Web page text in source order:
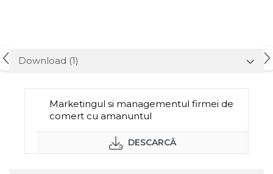
Download (1)
Marketingul si managementul firmei de
comert cu amanuntul
DESCARCĂ